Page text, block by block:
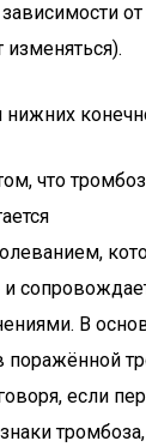
что
В
поражённой
если